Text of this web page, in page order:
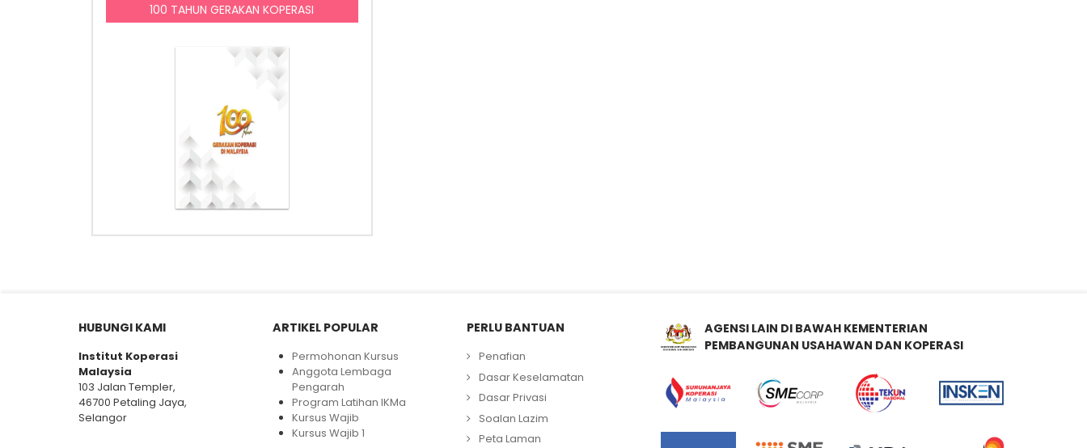
100 TAHUN GERAKAN KOPERASI
HUBUNGI KAMI
Institut Koperasi
Malaysia
103 Jalan Templer,
46700 Petaling Jaya,
Selangor
ARTIKEL POPULAR
Permohonan Kursus
Anggota Lembaga
Pengarah
Program Latihan IKMa
Kursus Wajib
Kursus Wajib 1
PERLU BANTUAN
Penafian
Dasar Keselamatan
Dasar Privasi
Soalan Lazim
Peta Laman
AGENSI LAIN DI BAWAH KEMENTERIAN
PEMBANGUNAN USAHAWAN DAN KOPERASI